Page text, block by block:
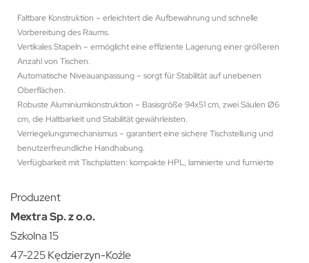
Faltbare Konstruktion – erleichtert die Aufbewahrung und schnelle
Vorbereitung des Raums.
Vertikales Stapeln – ermöglicht eine effiziente Lagerung einer größeren
Anzahl von Tischen.
Automatische Niveauanpassung – sorgt für Stabilität auf unebenen
Oberflächen.
Robuste Aluminiumkonstruktion – Basisgröße 94x51 cm, zwei Säulen Ø6
cm, die Haltbarkeit und Stabilität gewährleisten.
Verriegelungsmechanismus – garantiert eine sichere Tischstellung und
benutzerfreundliche Handhabung.
Verfügbarkeit mit Tischplatten: kompakte HPL, laminierte und furnierte
Produzent
Mextra Sp. z o.o.
Szkolna 15
47-225 Kędzierzyn-Koźle